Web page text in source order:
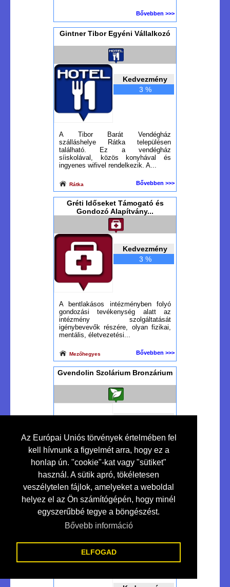
Az Európai Uniós törvények értelmében fel
kell hívnunk a figyelmét arra, hogy ez a
honlap ún. "cookie"-kat vagy "sütiket"
használ. A sütik apró, tökéletesen
veszélytelen fájlok, amelyeket a weboldal
helyez el az Ön számítógépén, hogy minél
egyszerűbbé tegye a böngészést.
Bővebb információ
ELFOGAD
Bővebben >>>
Gintner Tibor Egyéni Vállalkozó
Kedvezmény
3 %
A Tibor Barát Vendégház
szálláshelye Rátka településen
található. Ez a vendégház
síiskolával, közös konyhával és
ingyenes wifivel rendelkezik. A...
Rátka Bővebben >>>
Gréti Időseket Támogató és
Gondozó Alapítvány...
Kedvezmény
3 %
A bentlakásos intézményben folyó
gondozási tevékenység alatt az
intézmény szolgáltatását
igénybevevők részére, olyan fizikai,
mentális, életvezetési...
Mezőhegyes Bővebben >>>
Gvendolin Szolárium Bronzárium
Szolárium Studió...
Makó
Ht-led - Lakossági-ipari Led
Világítás